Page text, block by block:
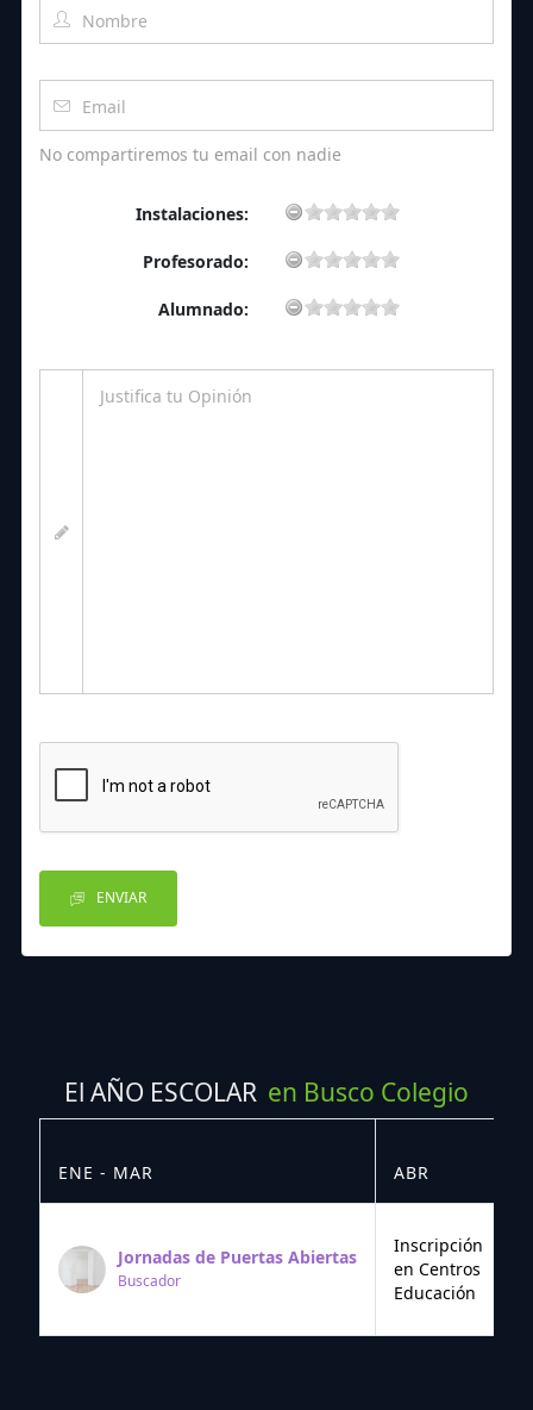
No compartiremos tu email con nadie
Instalaciones:
Profesorado:
Alumnado:
ENVIAR
El AÑO ESCOLAR en Busco Colegio
ENE - MAR ABR
Jornadas de Puertas Abiertas
Buscador
Inscripción
en Centros
Educación